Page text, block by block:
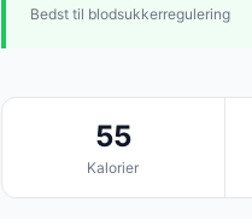
Bedst til blodsukkerregulering
55
Kalorier